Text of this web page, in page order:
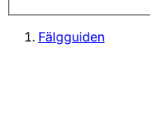
Fälgguiden